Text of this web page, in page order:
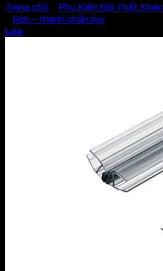
Trang chủ Phụ Kiện Nội Thất Khác
Ron - thanh chắn bụi
Lọc